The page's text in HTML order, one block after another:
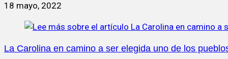
18 mayo, 2022
La Carolina en camino a ser elegida uno de los